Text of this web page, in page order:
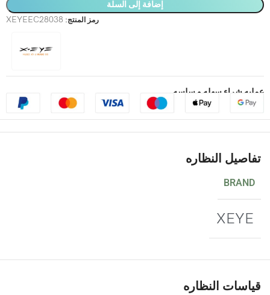
إضافة إلى السلة
رمز المنتج: XEYEEC28038
عمليه شراء سهله و سلسه
تفاصيل النظاره
BRAND
XEYE
قياسات النظاره